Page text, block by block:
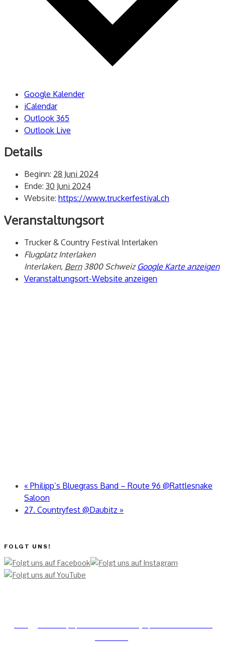
Google Kalender
iCalendar
Outlook 365
Outlook Live
Details
Beginn: 28 Juni 2024
Ende: 30 Juni 2024
Website: https://www.truckerfestival.ch
Veranstaltungsort
Trucker & Country Festival Interlaken
Flugplatz Interlaken
Interlaken, Bern 3800 Schweiz Google Karte anzeigen
Veranstaltungsort-Website anzeigen
« Philipp’s Bluegrass Band – Route 96 @Rattlesnake
Saloon
27. Countryfest @Daubitz »
FOLGT UNS!